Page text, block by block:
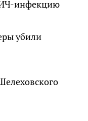
инфекцию
убили